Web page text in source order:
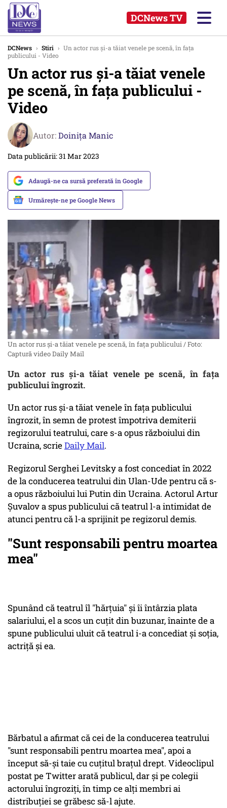
DCNews TV
DCNews › Stiri › Un actor rus și-a tăiat venele pe scenă, în fața
publicului - Video
Un actor rus și-a tăiat venele
pe scenă, în fața publicului -
Video
Autor:Doinița Manic
Data publicării: 31 Mar 2023
Adaugă-ne ca sursă preferată în Google
Urmărește-ne pe Google News
Un actor rus și-a tăiat venele pe scenă, în fața publicului / Foto:
Captură video Daily Mail
Un actor rus și-a tăiat venele pe scenă, în fața
publicului îngrozit.
Un actor rus și-a tăiat venele în fața publicului
îngrozit, în semn de protest împotriva demiterii
regizorului teatrului, care s-a opus războiului din
Ucraina, scrieDaily Mail.
Regizorul Serghei Levitsky a fost concediat în 2022
de la conducerea teatrului din Ulan-Ude pentru că s-
a opus războiului lui Putin din Ucraina. Actorul Artur
Șuvalov a spus publicului că teatrul l-a intimidat de
atunci pentru că l-a sprijinit pe regizorul demis.
"Sunt responsabili pentru moartea
mea"
Spunând că teatrul îl "hărțuia" și îi întârzia plata
salariului, el a scos un cuțit din buzunar, înainte de a
spune publicului uluit că teatrul i-a concediat și soția,
actriță și ea.
Bărbatul a afirmat că cei de la conducerea teatrului
"sunt responsabili pentru moartea mea", apoi a
început să-și taie cu cuțitul brațul drept. Videoclipul
postat pe Twitter arată publicul, dar și pe colegii
actorului îngroziți, în timp ce alți membri ai
distribuției se grăbesc să-l ajute.